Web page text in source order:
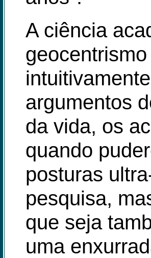
A ciência
argumentos
da vida, os
quando
posturas
pesquisa,
que seja
uma